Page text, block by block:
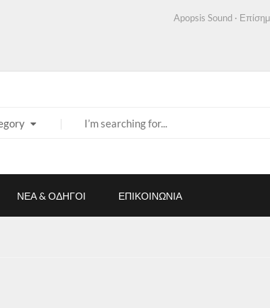
Apopsis Sound ·
ΝΕΑ & ΟΔΗΓΟΙ ΕΠΙΚΟΙΝΩΝΙΑ